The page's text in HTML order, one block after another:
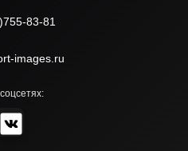
83-81
images.ru